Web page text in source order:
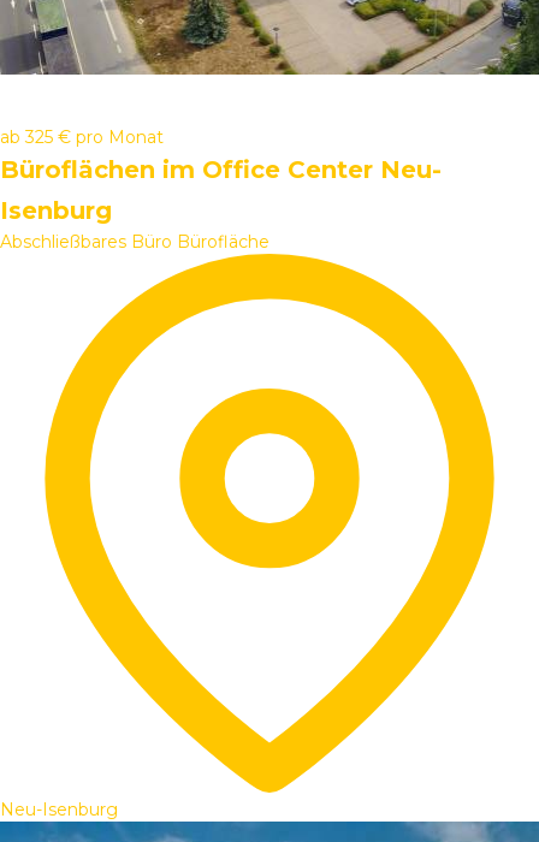
ab 325 € pro Monat
Büroflächen im Office Center Neu-
Isenburg
Abschließbares Büro Bürofläche
Neu-Isenburg